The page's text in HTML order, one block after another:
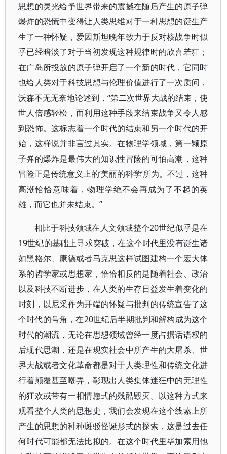
思想的灵光给予世界带来的震撼在随后产生的原子弹
爆炸的恐慌中变得让人类思维对于一种思想的诞生产
生了一种怀疑，爱因斯坦晚年致力于反对核战争时似
乎已经暗淡了对于当初发现这种规律时的欣喜若狂；
在广岛所投放的原子弹开启了一个新的时代，它同时
也给人类对于科技思想与伦理价值进行了一次质问，
沃森不无无奈地论述到，“第二次世界大战的结束，使
世人倍感轻松，而利用这种手段来结束战争又令人感
到恐怖。这标志着一个时代的结束和另一个时代的开
始，这样说并非言过其实。在物理学领域，第一颗原
子弹的爆炸是最伟大的知识性冒险的可怕高潮，这种
冒险正是传统意义上的‘美丽的科学’所为。不过，这种
高潮恰恰意味着，物理学绝不会再成为了不起的英
雄，而它也并未结束。”
相比于科技领域在人文领域整个20世纪似乎是在
19世纪的基础上寻求突破，在这个时代里没有诞生诸
如黑格尔、康德或者马克思这样试图建构一个宏大体
系的哲学家或思想家，恰恰相反的是随着社会、政治
以及科技不断进步，在人类的生存日益发生着变化的
时刻，以尼采作为开端的怀疑与批判的传统宣告了这
个时代的号角，在20世纪后半期批判和解构成为这个
时代的潮流，无论在思想领域曾经一度占据话语权的
后现代思潮，还是在现实社会中所产生的大屠杀、世
界大战或者文化革命都是对于人类理性和传统文化进
行着颠覆甚至嘲弄，彰现出人类集体迷狂中的无理性
的狂欢或带有一相情愿式的残酷毁灭。以这种方式来
观看整个人类的思想史，我们会发现在这个线索上所
产生的思想的种种斑驳怪诞形式的探索，这是过去任
何时代可能都无法比拟的。在这个时代里毕加索用他